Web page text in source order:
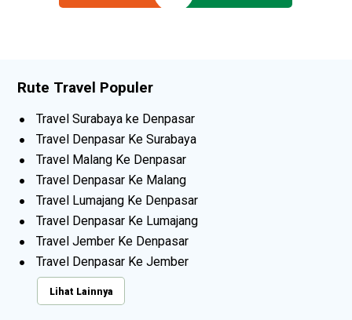
Rute Travel Populer
Travel Surabaya ke Denpasar
Travel Denpasar Ke Surabaya
Travel Malang Ke Denpasar
Travel Denpasar Ke Malang
Travel Lumajang Ke Denpasar
Travel Denpasar Ke Lumajang
Travel Jember Ke Denpasar
Travel Denpasar Ke Jember
Lihat Lainnya